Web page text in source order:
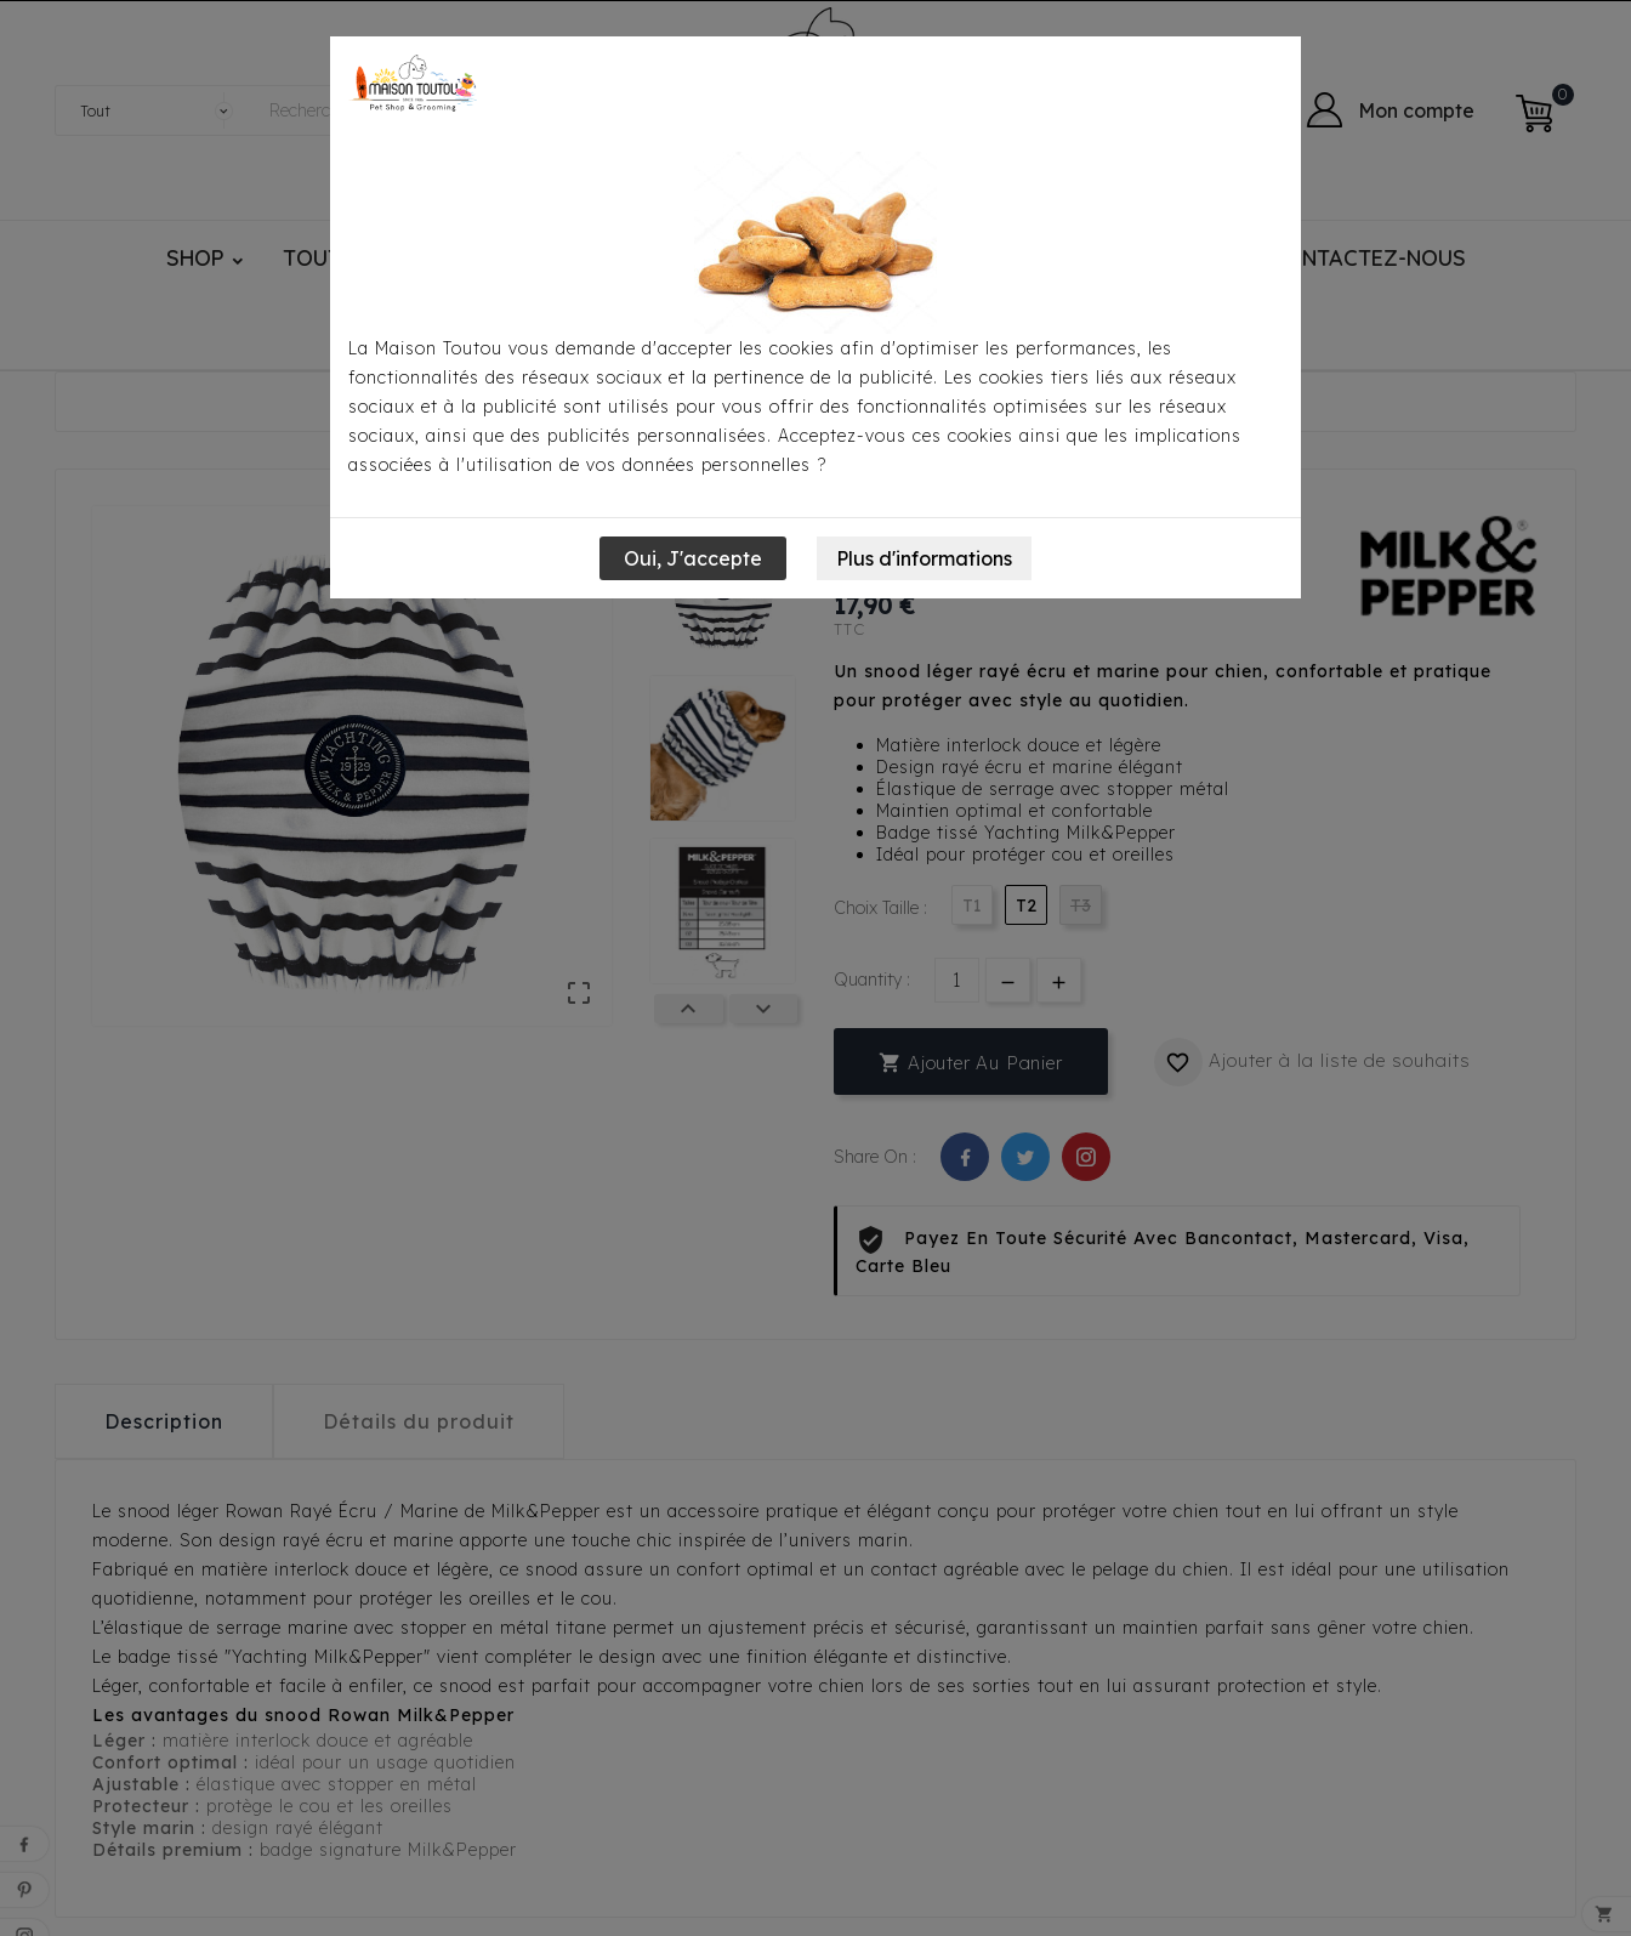
Mon compte
0
SHOP TOUTOU® HANDMADE MÉDAILLE - PET ID TAG TOILETTAGE CONTACTEZ-NOUS
Accueil Pour S'habiller Accessoires Snood Léger Milk&Pepper - Rowan Rayé Ecru/Marine

 
Snood Léger Milk&Pepper -
Rowan Rayé Ecru/Marine
17,90 €
TTC
Un snood léger rayé écru et marine pour chien, confortable et pratique
pour protéger avec style au quotidien.
Matière interlock douce et légère
Design rayé écru et marine élégant
Élastique de serrage avec stopper métal
Maintien optimal et confortable
Badge tissé Yachting Milk&Pepper
Idéal pour protéger cou et oreilles
Choix Taille : T1 T2 T3
Quantity :
 Ajouter Au Panier  Ajouter à la liste de souhaits
Share On :
Payez En Toute Sécurité Avec Bancontact, Mastercard, Visa,
Carte Bleu
Description Détails du produit
Le snood léger Rowan Rayé Écru / Marine de Milk&Pepper est un accessoire pratique et élégant conçu pour protéger votre chien tout en lui offrant un style
moderne. Son design rayé écru et marine apporte une touche chic inspirée de l’univers marin.
Fabriqué en matière interlock douce et légère, ce snood assure un confort optimal et un contact agréable avec le pelage du chien. Il est idéal pour une utilisation
quotidienne, notamment pour protéger les oreilles et le cou.
L’élastique de serrage marine avec stopper en métal titane permet un ajustement précis et sécurisé, garantissant un maintien parfait sans gêner votre chien.
Le badge tissé "Yachting Milk&Pepper" vient compléter le design avec une finition élégante et distinctive.
Léger, confortable et facile à enfiler, ce snood est parfait pour accompagner votre chien lors de ses sorties tout en lui assurant protection et style.
Les avantages du snood Rowan Milk&Pepper
Léger : matière interlock douce et agréable
Confort optimal : idéal pour un usage quotidien
Ajustable : élastique avec stopper en métal
Protecteur : protège le cou et les oreilles
Style marin : design rayé élégant
Détails premium : badge signature Milk&Pepper
La Maison Toutou vous demande d'accepter les cookies afin d'optimiser les performances, les
fonctionnalités des réseaux sociaux et la pertinence de la publicité. Les cookies tiers liés aux réseaux
sociaux et à la publicité sont utilisés pour vous offrir des fonctionnalités optimisées sur les réseaux
sociaux, ainsi que des publicités personnalisées. Acceptez-vous ces cookies ainsi que les implications
associées à l'utilisation de vos données personnelles ?
